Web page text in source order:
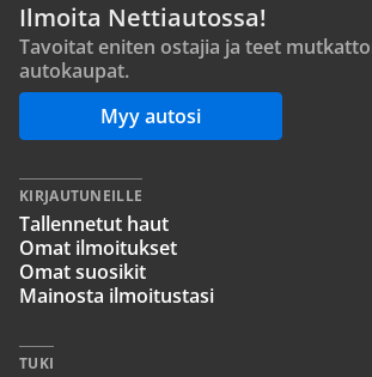
Ilmoita Nettiautossa!
Tavoitat eniten ostajia ja teet
autokaupat.
Myy autosi
KIRJAUTUNEILLE
Tallennetut haut
Omat ilmoitukset
Omat suosikit
Mainosta ilmoitustasi
TUKI